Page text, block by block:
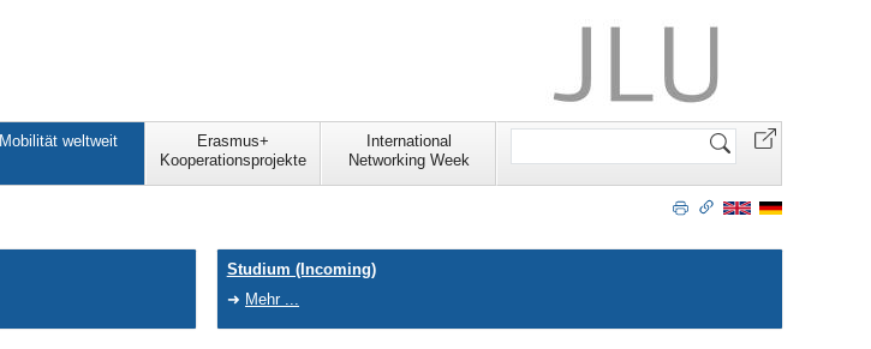
Mobilität weltweit
Erasmus+
Kooperationsprojekte
International
Networking Week
Website
Studium (Incoming)
Mehr ...